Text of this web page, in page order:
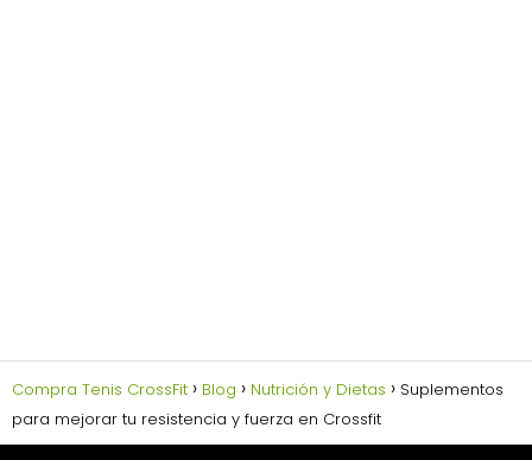
Compra Tenis CrossFit Blog Nutrición y Dietas
Suplementos
para mejorar tu resistencia y fuerza en Crossfit